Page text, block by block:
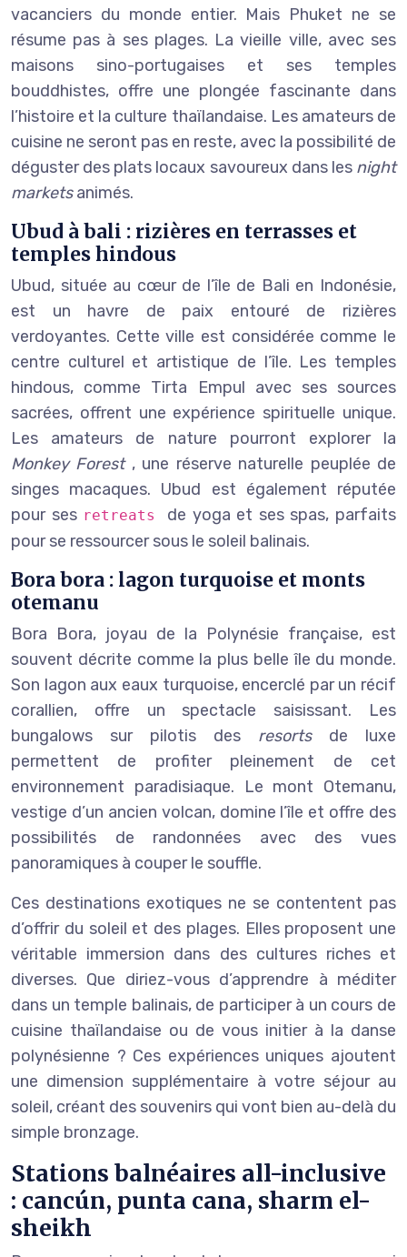
vacanciers du monde entier. Mais Phuket ne se
résume pas à ses plages. La vieille ville, avec ses
maisons sino-portugaises et ses temples
bouddhistes, offre une plongée fascinante dans
l’histoire et la culture thaïlandaise. Les amateurs de
cuisine ne seront pas en reste, avec la possibilité de
déguster des plats locaux savoureux dans les night
marketsanimés.
Ubud à bali : rizières en terrasses et
temples hindous
Ubud, située au cœur de l’île de Bali en Indonésie,
est un havre de paix entouré de rizières
verdoyantes. Cette ville est considérée comme le
centre culturel et artistique de l’île. Les temples
hindous, comme Tirta Empul avec ses sources
sacrées, offrent une expérience spirituelle unique.
Les amateurs de nature pourront explorer la
Monkey Forest , une réserve naturelle peuplée de
singes macaques. Ubud est également réputée
pour ses retreats de yoga et ses spas, parfaits
pour se ressourcer sous le soleil balinais.
Bora bora : lagon turquoise et monts
otemanu
Bora Bora, joyau de la Polynésie française, est
souvent décrite comme la plus belle île du monde.
Son lagon aux eaux turquoise, encerclé par un récif
corallien, offre un spectacle saisissant. Les
bungalows sur pilotis des resorts de luxe
permettent de profiter pleinement de cet
environnement paradisiaque. Le mont Otemanu,
vestige d’un ancien volcan, domine l’île et offre des
possibilités de randonnées avec des vues
panoramiques à couper le souffle.
Ces destinations exotiques ne se contentent pas
d’offrir du soleil et des plages. Elles proposent une
véritable immersion dans des cultures riches et
diverses. Que diriez-vous d’apprendre à méditer
dans un temple balinais, de participer à un cours de
cuisine thaïlandaise ou de vous initier à la danse
polynésienne ? Ces expériences uniques ajoutent
une dimension supplémentaire à votre séjour au
soleil, créant des souvenirs qui vont bien au-delà du
simple bronzage.
Stations balnéaires all-inclusive
: cancún, punta cana, sharm el-
sheikh